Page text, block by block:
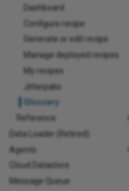
Dashboard
Configure recipe
Generate or edit recipe
Manage deployed recipes
My recipes
Jitterpaks
Glossary
Reference
Data Loader (Retired)
Agents
Cloud Datastore
Message Queue